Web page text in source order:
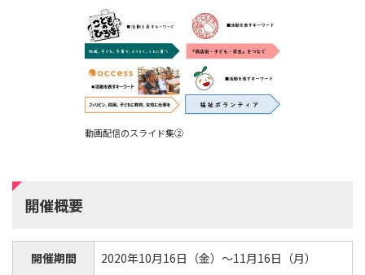
動画配信のスライド集②
開催概要
開催期間 2020年10月16日（金）～11月16日（月）